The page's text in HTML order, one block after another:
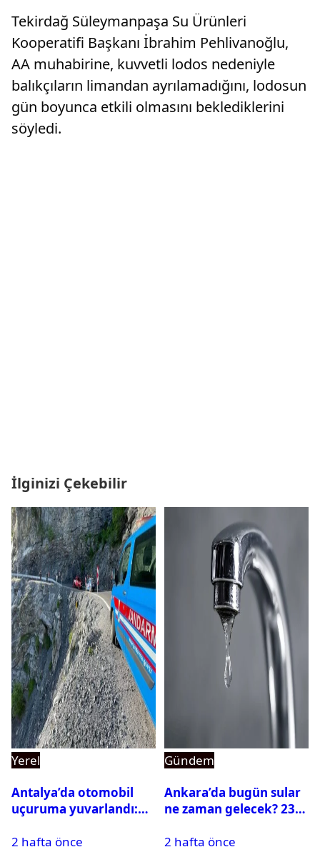
Tekirdağ Süleymanpaşa Su Ürünleri
Kooperatifi Başkanı İbrahim Pehlivanoğlu,
AA muhabirine, kuvvetli lodos nedeniyle
balıkçıların limandan ayrılamadığını, lodosun
gün boyunca etkili olmasını beklediklerini
söyledi.
İlginizi Çekebilir
Yerel
Antalya’da otomobil
uçuruma yuvarlandı:
var
2 hafta önce
Gündem
Ankara’da bugün sular
ne zaman gelecek? 23
su kesintisi sorgulama
2 hafta önce